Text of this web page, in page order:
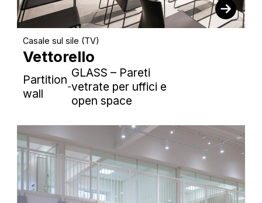
Casale sul sile (TV)
Vettorello
Partition
wall
-
GLASS – Pareti
vetrate per uffici e
open space